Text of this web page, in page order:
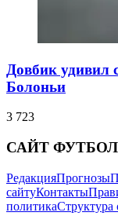
Довбик удивил
Болоньи
3 723
САЙТ ФУТБОЛ
РедакцияПрогнозы
сайтуКонтакты
политикаСтруктура